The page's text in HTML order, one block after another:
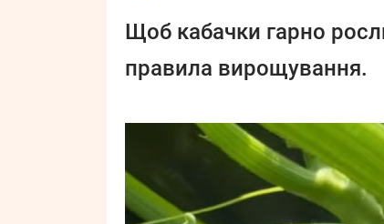
Щоб кабачки гарно
правила вирощування.